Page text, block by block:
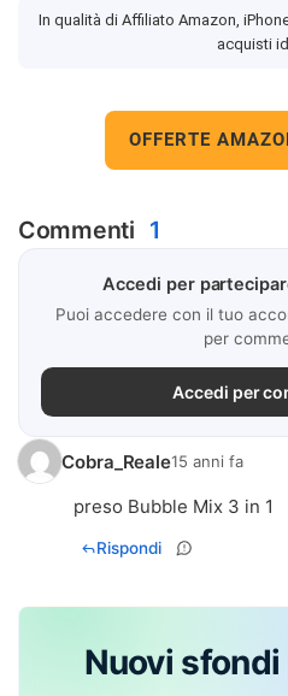
In qualità di Affiliato Amazon,
acquisti
OFFERTE
Commenti 1
Accedi per
Puoi accedere con il tuo
per
Accedi per
Cobra_Reale15 anni fa
preso Bubble Mix 3 in 1
Rispondi
Nuovi